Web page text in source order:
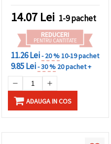
14.07 Lei 1-9 pachet
REDUCERI
PENTRU CANTITATE
11.26 Lei- 20 %10-19 pachet
9.85 Lei- 30 % 20 pachet +
ADAUGA IN COS